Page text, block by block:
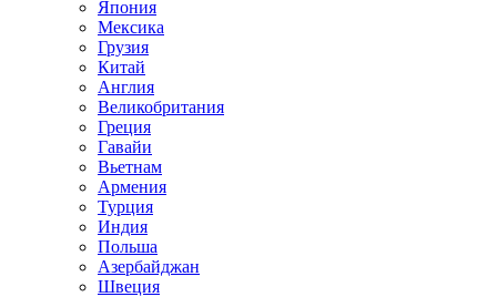
Япония
Мексика
Грузия
Китай
Англия
Великобритания
Греция
Гавайи
Вьетнам
Армения
Турция
Индия
Польша
Азербайджан
Швеция